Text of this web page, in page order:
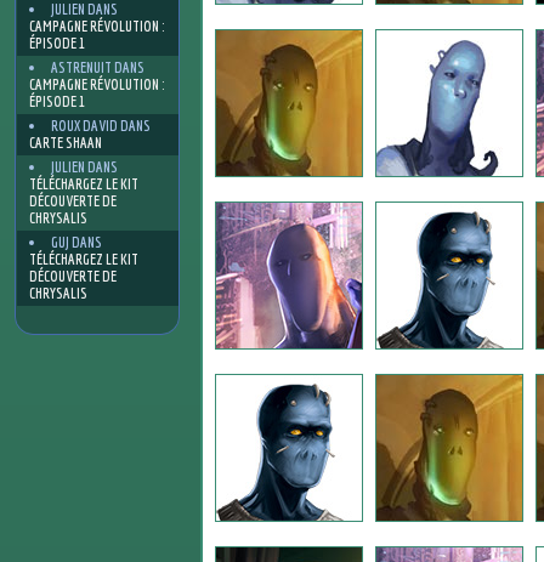
JULIEN DANS
CAMPAGNE RÉVOLUTION :
ÉPISODE 1
ASTRENUIT DANS
CAMPAGNE RÉVOLUTION :
ÉPISODE 1
ROUX DAVID DANS
CARTE SHAAN
JULIEN DANS
TÉLÉCHARGEZ LE KIT
DÉCOUVERTE DE
CHRYSALIS
GUJ DANS
TÉLÉCHARGEZ LE KIT
DÉCOUVERTE DE
CHRYSALIS